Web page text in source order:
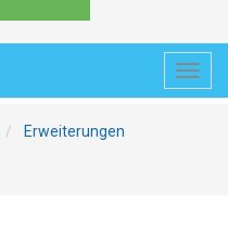
Erweiterungen